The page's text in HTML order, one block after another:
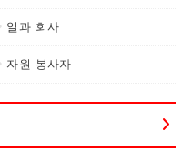
일과 회사
자원 봉사자